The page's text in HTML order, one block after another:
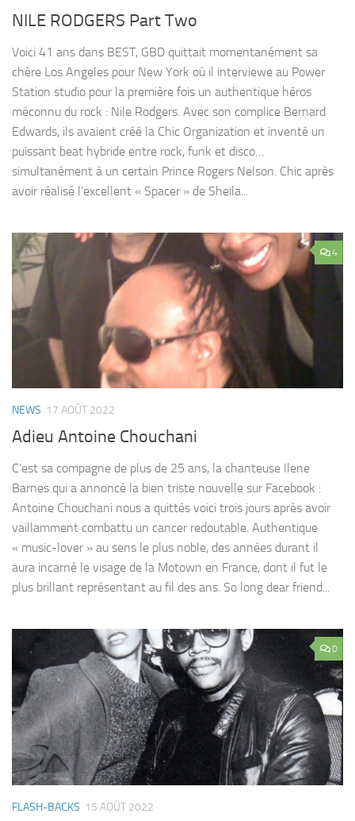
NILE RODGERS Part Two
Voici 41 ans dans BEST, GBD quittait momentanément sa
chère Los Angeles pour New York où il interviewe au Power
Station studio pour la première fois un authentique héros
méconnu du rock : Nile Rodgers. Avec son complice Bernard
Edwards, ils avaient créé la Chic Organization et inventé un
puissant beat hybride entre rock, funk et disco…
simultanément à un certain Prince Rogers Nelson. Chic après
avoir réalisé l’excellent « Spacer » de Sheila...
4
NEWS 17 AOÛT 2022
Adieu Antoine Chouchani
C’est sa compagne de plus de 25 ans, la chanteuse Ilene
Barnes qui a annoncé la bien triste nouvelle sur Facebook :
Antoine Chouchani nous a quittés voici trois jours après avoir
vaillamment combattu un cancer redoutable. Authentique
« music-lover » au sens le plus noble, des années durant il
aura incarné le visage de la Motown en France, dont il fut le
plus brillant représentant au fil des ans. So long dear friend...
0
FLASH-BACKS 15 AOÛT 2022